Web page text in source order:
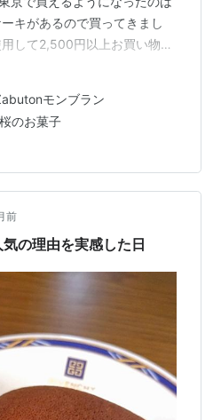
キがあるので買ってきまし
して2,500円以上お買い物す
どいなかったのでチャージし
クッキーサンドは少し日持ち
す。持ち帰るの怖かったから
ましたが、箱の開け方間違っ
作った型を使ったケーキと見ま
てこ…
モンブラン
桜のお菓子
前
の理由を実感した日